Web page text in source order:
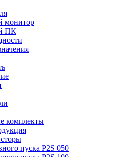
монитор
ПК
комплекты
пуска P2S 050